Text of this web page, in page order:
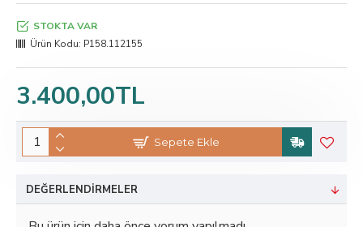
3.400,00TL
STOKTA VAR
Ürün Kodu: P158.112155
Sepete Ekle
DEĞERLENDIRMELER